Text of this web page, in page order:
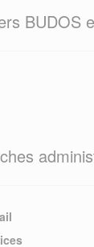
BUDOS